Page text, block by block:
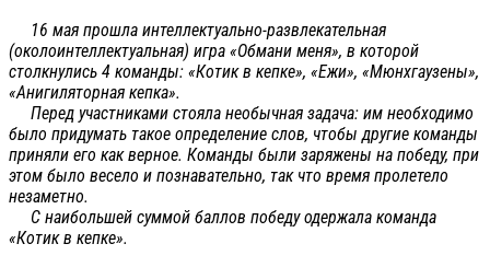
16 мая прошла интеллектуально-развлекательная
(околоинтеллектуальная) игра «Обмани меня», в которой
столкнулись 4 команды: «Котик в кепке», «Ежи», «Мюнхгаузены»,
«Анигиляторная кепка».
Перед участниками стояла необычная задача: им необходимо
было придумать такое определение слов, чтобы другие команды
приняли его как верное. Команды были заряжены на победу, при
этом было весело и познавательно, так что время пролетело
незаметно.
С наибольшей суммой баллов победу одержала команда
«Котик в кепке».